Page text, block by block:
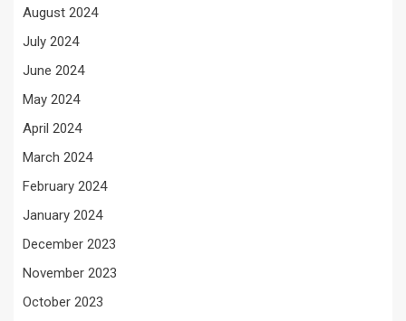
August 2024
July 2024
June 2024
May 2024
April 2024
March 2024
February 2024
January 2024
December 2023
November 2023
October 2023